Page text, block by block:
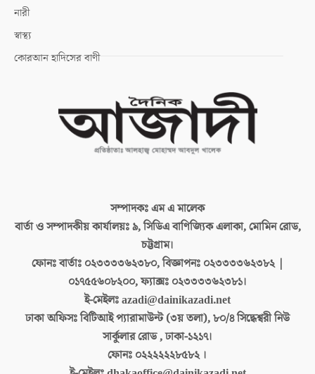
নারী
স্বাস্থ্য
কোরআন হাদিসের বাণী
সম্পাদকঃএম এ মালেক
বার্তা ও সম্পাদকীয় কার্যালয়ঃ৯, সিডিএ বাণিজ্যিক এলাকা, মোমিন রোড,
চট্টগ্রাম।
ফোনঃ বার্তাঃ ০২৩৩৩৩৬২৩৮০, বিজ্ঞাপনঃ ০২৩৩৩৩৬২৩৮২ |
০১৭৫৫৬০৮২০০, ফ্যাক্সঃ ০২৩৩৩৩৬২৩৮১।
ই-মেইলঃazadi@dainikazadi.net
ঢাকা অফিসঃবিটিআই প্যারামাউন্ট (৩য় তলা), ৮০/৪ সিদ্ধেশ্বরী নিউ
সার্কুলার রোড , ঢাকা-১২১৭।
ফোনঃ ০২২২২২২৮৫৮২ ।